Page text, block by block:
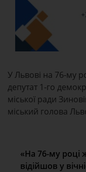
У Львові на 76-му
депутат 1-го
міської ради
міський голова
«На 76-му році
відійшов у